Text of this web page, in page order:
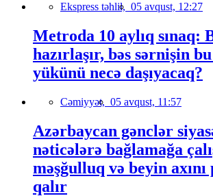
Ekspress təhlil, 05 avqust, 12:27
Metroda 10 aylıq sınaq:
hazırlaşır, bəs sərnişin
yükünü necə daşıyacaq?
Cəmiyyət, 05 avqust, 11:57
Azərbaycan gənclər
nəticələrə bağlamağa
məşğulluq və beyin
qalır